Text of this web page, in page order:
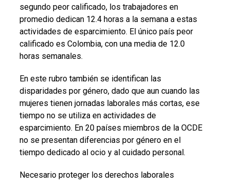
segundo peor calificado, los trabajadores en
promedio dedican 12.4 horas a la semana a estas
actividades de esparcimiento. El único país peor
calificado es Colombia, con una media de 12.0
horas semanales.
En este rubro también se identifican las
disparidades por género, dado que aun cuando las
mujeres tienen jornadas laborales más cortas, ese
tiempo no se utiliza en actividades de
esparcimiento. En 20 países miembros de la OCDE
no se presentan diferencias por género en el
tiempo dedicado al ocio y al cuidado personal.
Necesario proteger los derechos laborales